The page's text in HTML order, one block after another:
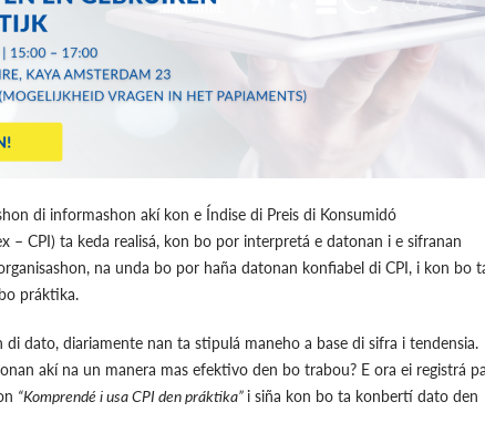
di informashon akí kon e Índise di Preis di Konsumidó
– CPI) ta keda realisá, kon bo por interpretá e datonan i e sifranan
na unda bo por haña datonan konfiabel di CPI, i kon bo
práktika.
dato, diariamente nan ta stipulá maneho a base di sifra i tendensia.
akí na un manera mas efektivo den bo trabou? E ora ei registrá pa
“Komprendé i usa CPI den práktika” i siña kon bo ta konbertí dato den